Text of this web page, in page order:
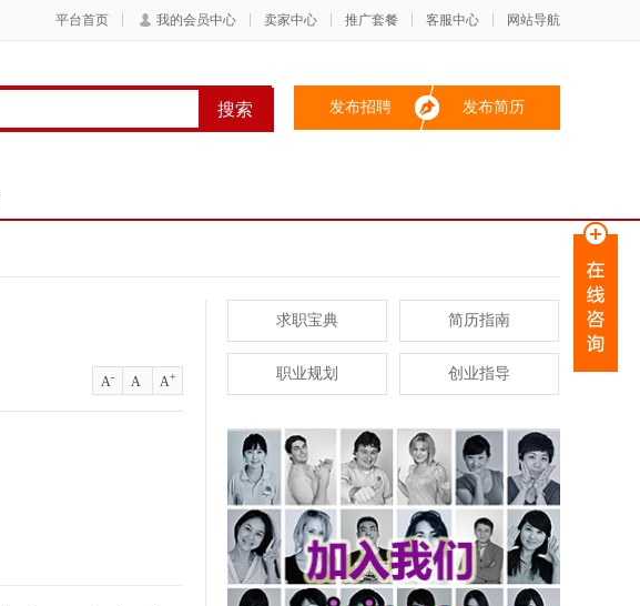
平台首页 我的会员中心 卖家中心 推广套餐 客服中心 网站导航
发布招聘 发布简历
A- A A+
求职宝典 简历指南
职业规划 创业指导